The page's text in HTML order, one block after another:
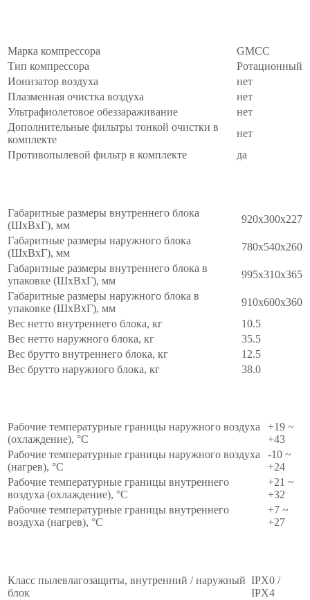
Марка компрессора
GMCC
Тип компрессора
Ротационный
Ионизатор воздуха
нет
Плазменная очистка воздуха
нет
Ультрафиолетовое обеззараживание
нет
Дополнительные фильтры тонкой очистки в
комплекте
нет
Противопылевой фильтр в комплекте
да
Габаритные размеры внутреннего блока
(ШxВxГ), мм
920x300x227
Габаритные размеры наружного блока
(ШxВxГ), мм
780x540x260
Габаритные размеры внутреннего блока в
упаковке (ШxВxГ), мм
995x310x365
Габаритные размеры наружного блока в
упаковке (ШxВxГ), мм
910x600x360
Вес нетто внутреннего блока, кг
10.5
Вес нетто наружного блока, кг
35.5
Вес брутто внутреннего блока, кг
12.5
Вес брутто наружного блока, кг
38.0
Рабочие температурные границы наружного воздуха
(охлаждение), °C
+19 ~
+43
Рабочие температурные границы наружного воздуха
(нагрев), °C
-10 ~
+24
Рабочие температурные границы внутреннего
воздуха (охлаждение), °C
+21 ~
+32
Рабочие температурные границы внутреннего
воздуха (нагрев), °C
+7 ~
+27
Класс пылевлагозащиты, внутренний / наружный
блок
IPX0 /
IPX4